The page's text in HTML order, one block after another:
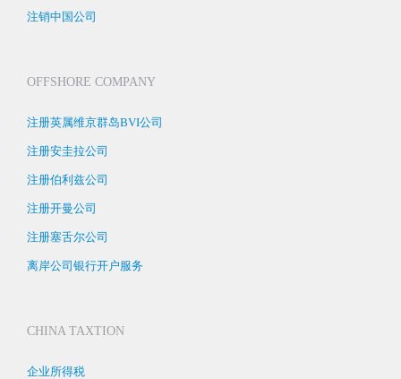
注销中国公司
OFFSHORE COMPANY
注册英属维京群岛BVI公司
注册安圭拉公司
注册伯利兹公司
注册开曼公司
注册塞舌尔公司
离岸公司银行开户服务
CHINA TAXTION
企业所得税